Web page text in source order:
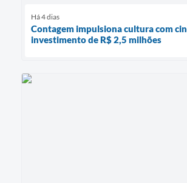
Há 4 dias
Contagem impulsiona cultura com
investimento de R$ 2,5 milhões